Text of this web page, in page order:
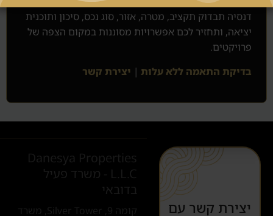
דנסיה תבדוק תקציב, מטרה, אזור, סוג נכס, סיכון ותוכנית
יציאה, ותחזיר לכם אפשרויות מסוננות במקום הצפה של
פרויקטים.
בדיקת התאמה ללא עלות | יצירת קשר
יצירת קשר עם
Danesya Properties
L.L.C - משרד פעיל
בדובאי
קומה 9, Silver Tower, משרד